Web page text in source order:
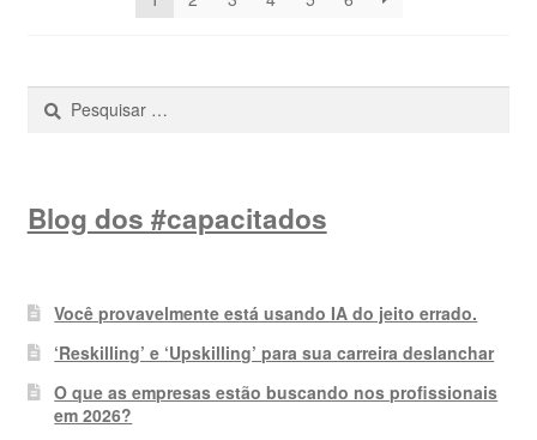
Pesquisar
por:
Blog dos #capacitados
Você provavelmente está usando IA do jeito errado.
‘Reskilling’ e ‘Upskilling’ para sua carreira deslanchar
O que as empresas estão buscando nos profissionais
em 2026?